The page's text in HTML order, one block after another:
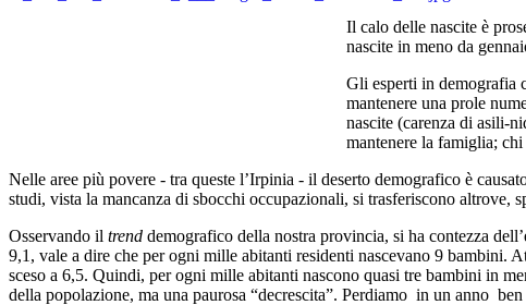
Il calo delle nascite è
nascite in meno da
Gli esperti in demografia
mantenere una prole
nascite (carenza di asili-
mantenere la famiglia;
Nelle aree più povere - tra queste l’Irpinia - il deserto demografico è
studi, vista la mancanza di sbocchi occupazionali, si trasferiscono altrove,
Osservando il trend demografico della nostra provincia, si ha contezza
9,1, vale a dire che per ogni mille abitanti residenti nascevano 9 bambini.
sceso a 6,5. Quindi, per ogni mille abitanti nascono quasi tre bambini in
della popolazione, ma una paurosa “decrescita”. Perdiamo in un anno